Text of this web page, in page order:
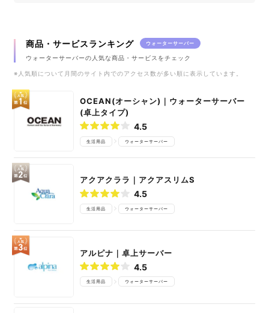
商品・サービスランキング ウォーターサーバー
ウォーターサーバーの人気な商品・サービスをチェック
※人気順について月間のサイト内でのアクセス数が多い順に表示しています。
OCEAN(オーシャン)｜ウォーターサーバー
(卓上タイプ)
4.5
生活用品 ウォーターサーバー
アクアクララ｜アクアスリムS
4.5
生活用品 ウォーターサーバー
アルピナ｜卓上サーバー
4.5
生活用品 ウォーターサーバー